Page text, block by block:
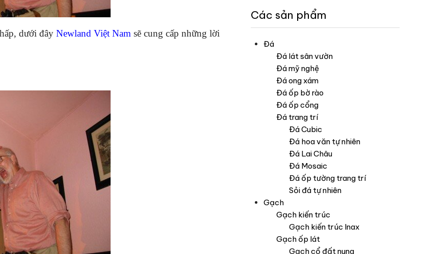
dưới đây Newland Việt Nam sẽ cung cấp những lời
Các sản phẩm
Đá
Đá lát sân vườn
Đá mỹ nghệ
Đá ong xám
Đá ốp bờ rào
Đá ốp cổng
Đá trang trí
Đá Cubic
Đá hoa văn tự nhiên
Đá Lai Châu
Đá Mosaic
Đá ốp tường trang trí
Sỏi đá tự nhiên
Gạch
Gạch kiến trúc
Gạch kiến trúc Inax
Gạch ốp lát
Gạch cổ đất nung